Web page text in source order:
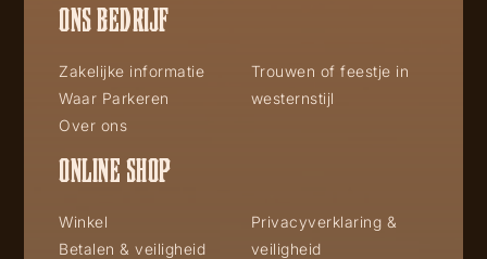
ONS BEDRIJF
Zakelijke informatie
Waar Parkeren
Over ons
Trouwen of feestje in
westernstijl
ONLINE SHOP
Winkel
Betalen & veiligheid
Privacyverklaring &
veiligheid